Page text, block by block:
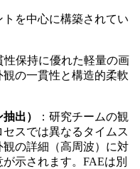
を中心に構築されてい
性保持に優れた軽量の画
の一貫性と構造的柔軟
出）
：研究チームの観
スでは異なるタイムス
の詳細（高周波）に対
示されます。FAEは別